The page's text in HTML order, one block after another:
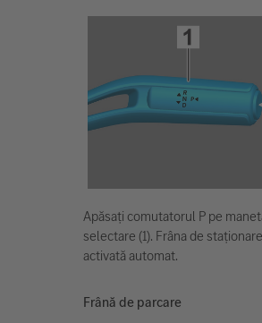
Apăsați comutatorul P pe
selectare (1). Frâna de
activată automat.
Frână de parcare